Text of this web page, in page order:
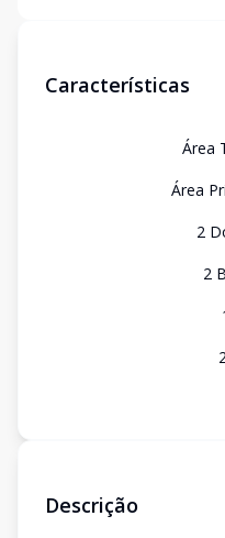
Características
Área
Área
2
2
Descrição